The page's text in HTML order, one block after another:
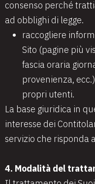
consenso perché
ad obblighi di legge.
raccogliere
Sito (pagine più
fascia oraria
provenienza,
propri utenti.
La base giuridica in
interesse dei
servizio che risponda
4. Modalità del